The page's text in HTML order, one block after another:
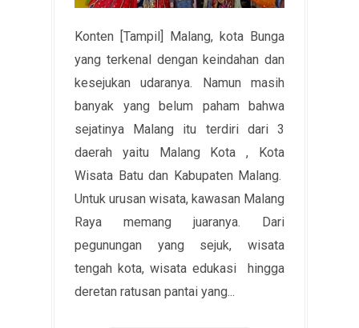
Konten [Tampil] Malang, kota Bunga
yang terkenal dengan keindahan dan
kesejukan udaranya. Namun masih
banyak yang belum paham bahwa
sejatinya Malang itu terdiri dari 3
daerah yaitu Malang Kota , Kota
Wisata Batu dan Kabupaten Malang.
Untuk urusan wisata, kawasan Malang
Raya memang juaranya. Dari
pegunungan yang sejuk, wisata
tengah kota, wisata edukasi hingga
deretan ratusan pantai yang...